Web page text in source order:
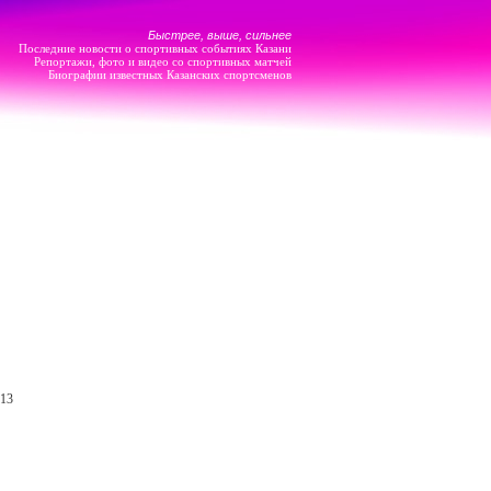
Быстрее, выше, сильнее
Последние новости о спортивных событиях Казани
Репортажи, фото и видео со спортивных матчей
Биографии известных Казанских спортсменов